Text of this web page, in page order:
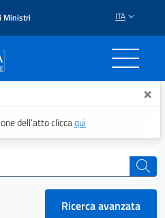
Ministri ITA
Il portale ×
dell’atto cliccaqui
cerca
Ricerca avanzata